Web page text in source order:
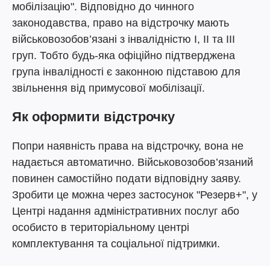
мобілізацію". Відповідно до чинного
законодавства, право на відстрочку мають
військовозобов’язані з інвалідністю I, II та III
груп. Тобто будь-яка офіційно підтверджена
група інвалідності є законною підставою для
звільнення від примусової мобілізації.
Як оформити відстрочку
Попри наявність права на відстрочку, вона не
надається автоматично. Військовозобов’язаний
повинен самостійно подати відповідну заяву.
Зробити це можна через застосунок "Резерв+", у
Центрі надання адміністративних послуг або
особисто в територіальному центрі
комплектування та соціальної підтримки.